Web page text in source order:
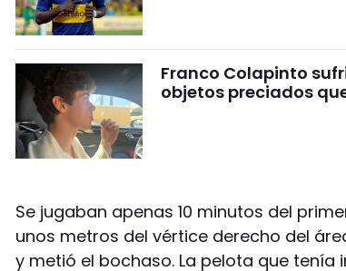
Franco Colapinto
objetos preciados
Se jugaban apenas 10 minutos del
unos metros del vértice derecho del
y metió el bochaso. La pelota que tenía